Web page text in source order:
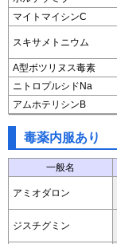
マイトマイシンC
スキサメトニウム
A型ボツリヌス毒素
ニトロプルシドNa
アムホテリシンB
毒薬内服あり
一般名
アミオダロン
ジスチグミン